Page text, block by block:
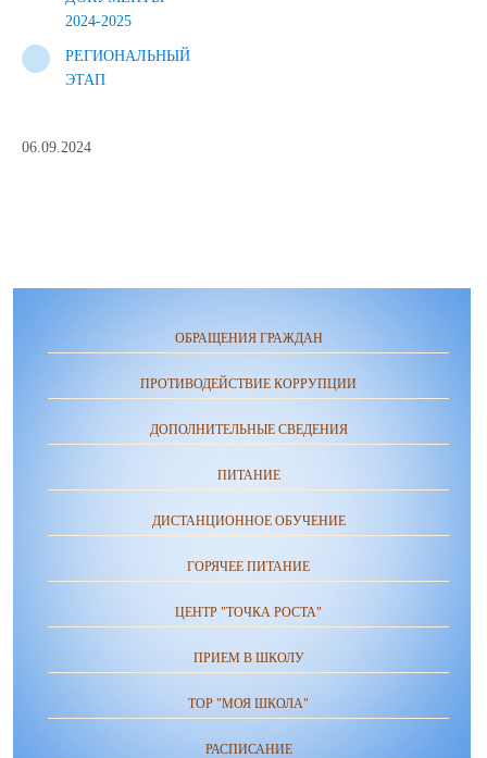
2024-2025
РЕГИОНАЛЬНЫЙ
ЭТАП
06.09.2024
ОБРАЩЕНИЯ ГРАЖДАН
ПРОТИВОДЕЙСТВИЕ КОРРУПЦИИ
ДОПОЛНИТЕЛЬНЫЕ СВЕДЕНИЯ
ПИТАНИЕ
ДИСТАНЦИОННОЕ ОБУЧЕНИЕ
ГОРЯЧЕЕ ПИТАНИЕ
ЦЕНТР "ТОЧКА РОСТА"
ПРИЕМ В ШКОЛУ
ТОР "МОЯ ШКОЛА"
РАСПИСАНИЕ